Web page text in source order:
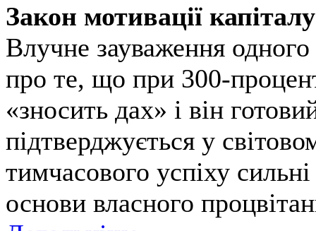
Закон мотивації капіталу
Влучне зауваження одного
про те, що при 300-
«зносить дах» і він
підтверджується у
тимчасового успіху
основи власного